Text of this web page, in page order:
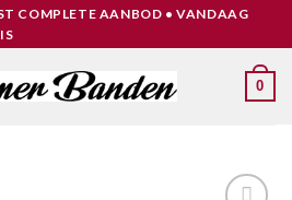
COMPLETE AANBOD • VANDAAG
0